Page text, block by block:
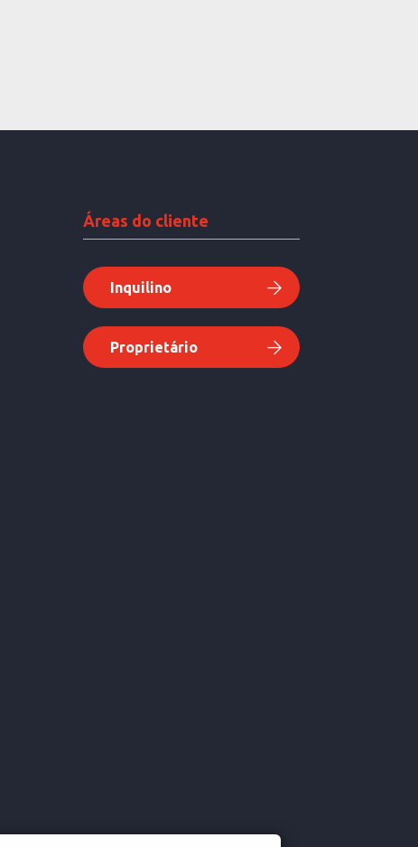
Áreas do cliente
Inquilino
Proprietário